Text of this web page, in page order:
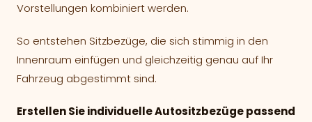
Vorstellungen kombiniert werden.
So entstehen Sitzbezüge, die sich stimmig in den
Innenraum einfügen und gleichzeitig genau auf Ihr
Fahrzeug abgestimmt sind.
Erstellen Sie individuelle Autositzbezüge passend